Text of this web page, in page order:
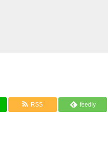
RSS feedly